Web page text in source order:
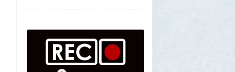
падение ракеты Илона Маска на
наблюдать своими глазами
Frumas 5 августа 2026, 20:06
Форма имеет значение: один капризный
клиент или как появились чипсы